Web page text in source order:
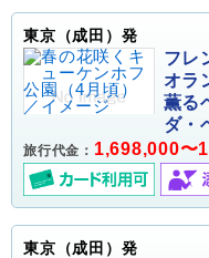
東京（成田）発
フレ
オラ
薫る
ダ・
旅行代金： 1,698,000〜
東京（成田）発